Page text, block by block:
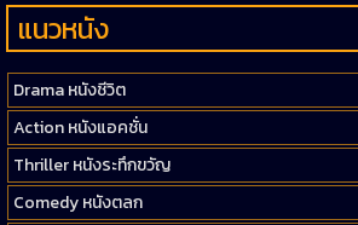
แนวหนัง
Drama หนังชีวิต
Action หนังแอคชั่น
Thriller หนังระทึกขวัญ
Comedy หนังตลก